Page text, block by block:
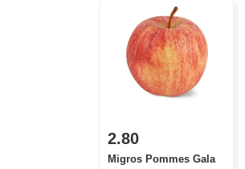
2.80
Migros Pommes Gala